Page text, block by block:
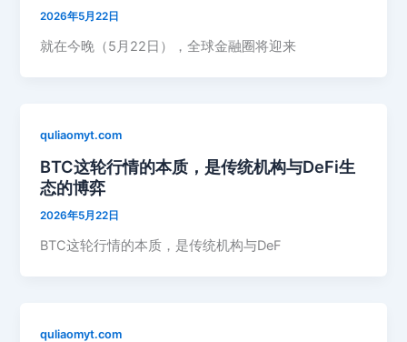
2026年5月22日
就在今晚（5月22日），全球金融圈将迎来
quliaomyt.com
BTC这轮行情的本质，是传统机构与DeFi生
态的博弈
2026年5月22日
BTC这轮行情的本质，是传统机构与DeF
quliaomyt.com